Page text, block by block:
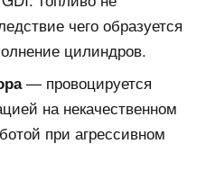
чего образуется
цилиндров.
— провоцируется
на некачественном
при агрессивном